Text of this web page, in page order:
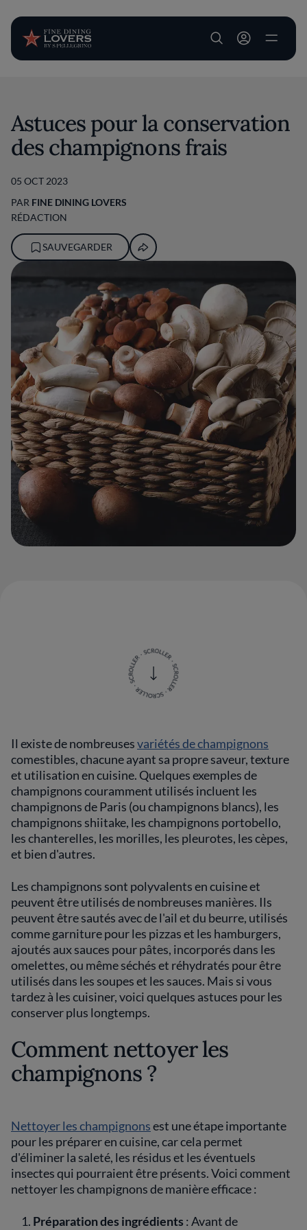
User account
Astuces pour la conservation
des champignons frais
05 OCT 2023
PAR FINE DINING LOVERS
RÉDACTION
SAUVEGARDER
Il existe de nombreusesvariétés de champignons
comestibles, chacune ayant sa propre saveur, texture
et utilisation en cuisine. Quelques exemples de
champignons couramment utilisés incluent les
champignons de Paris (ou champignons blancs), les
champignons shiitake, les champignons portobello,
les chanterelles, les morilles, les pleurotes, les cèpes,
et bien d'autres.
Les champignons sont polyvalents en cuisine et
peuvent être utilisés de nombreuses manières. Ils
peuvent être sautés avec de l'ail et du beurre, utilisés
comme garniture pour les pizzas et les hamburgers,
ajoutés aux sauces pour pâtes, incorporés dans les
omelettes, ou même séchés et réhydratés pour être
utilisés dans les soupes et les sauces. Mais si vous
tardez à les cuisiner, voici quelques astuces pour les
conserver plus longtemps.
Comment nettoyer les
champignons ?
Nettoyer les champignonsest une étape importante
pour les préparer en cuisine, car cela permet
d'éliminer la saleté, les résidus et les éventuels
insectes qui pourraient être présents. Voici comment
nettoyer les champignons de manière efficace :
Préparation des ingrédients : Avant de